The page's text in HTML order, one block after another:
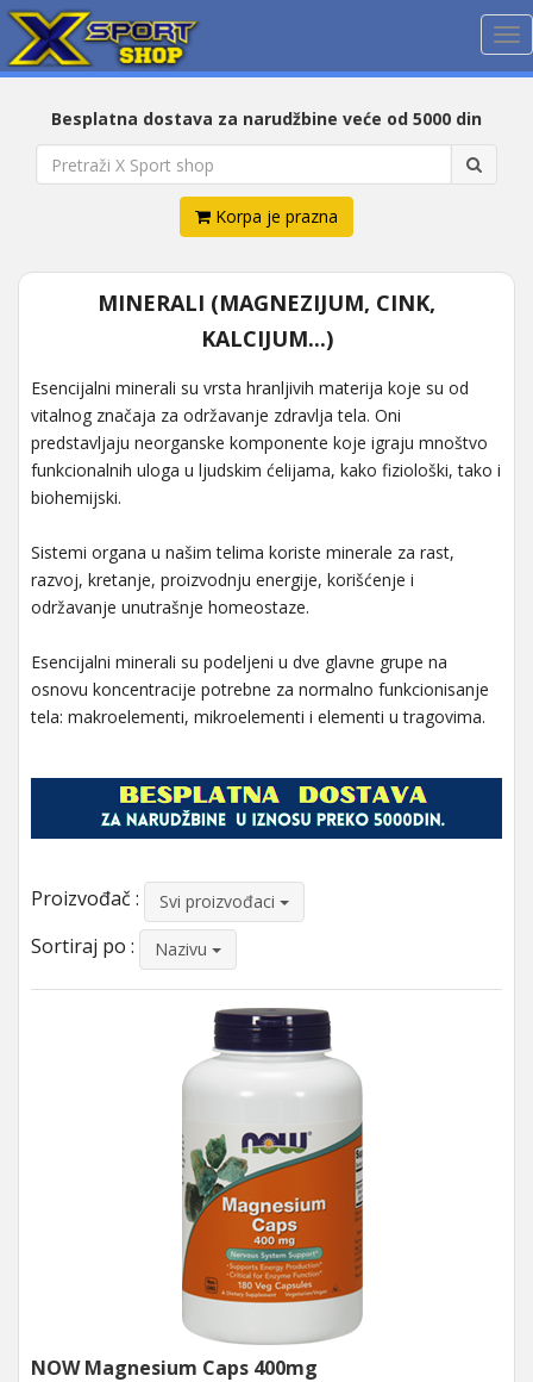
Besplatna dostava za narudžbine veće od 5000 din
Korpa je prazna
MINERALI (MAGNEZIJUM, CINK,
KALCIJUM...)
Esencijalni minerali su vrsta hranljivih materija koje su od
vitalnog značaja za održavanje zdravlja tela. Oni
predstavljaju neorganske komponente koje igraju mnoštvo
funkcionalnih uloga u ljudskim ćelijama, kako fiziološki, tako i
biohemijski.
Sistemi organa u našim telima koriste minerale za rast,
razvoj, kretanje, proizvodnju energije, korišćenje i
održavanje unutrašnje homeostaze.
Esencijalni minerali su podeljeni u dve glavne grupe na
osnovu koncentracije potrebne za normalno funkcionisanje
tela: makroelementi, mikroelementi i elementi u tragovima.
Proizvođač : Svi proizvođaci
Sortiraj po : Nazivu
NOW Magnesium Caps 400mg